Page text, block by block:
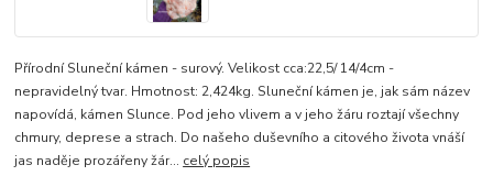
Přírodní Sluneční kámen - surový. Velikost cca:22,5/ 14/4cm -
nepravidelný tvar. Hmotnost: 2,424kg. Sluneční kámen je, jak sám název
napovídá, kámen Slunce. Pod jeho vlivem a v jeho žáru roztají všechny
chmury, deprese a strach. Do našeho duševního a citového života vnáší
jas naděje prozářeny žár... celý popis